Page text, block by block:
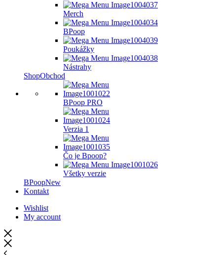
Merch
BPoop
Poukážky
Nástrahy
ShopObchod
BPoop PRO
Verzia 1
Čo je Bpoop?
Všetky verzie
BPoopNew
Kontakt
Wishlist
My account